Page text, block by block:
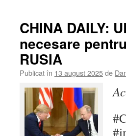
CHINA DAILY:
necesare
RUSIA
Publicat în 13 august 2025de